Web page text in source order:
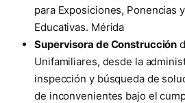
para Exposiciones, Ponencias
Educativas. Mérida
Supervisora de Construcción
Unifamiliares, desde la
inspección y búsqueda de
de inconvenientes bajo el